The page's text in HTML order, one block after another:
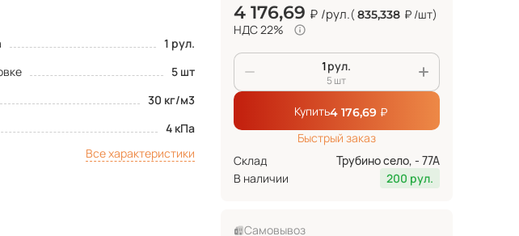
1 рул.
5 шт
30 кг/м3
4 кПа
Все характеристики
4 176,69 ₽ /рул.(835,338 ₽ /шт)
НДС 22%
рул.
5 шт
Купить4 176,69 ₽
Быстрый заказ
Склад
Трубино село, - 77А
В наличии
200 рул.
Самовывоз